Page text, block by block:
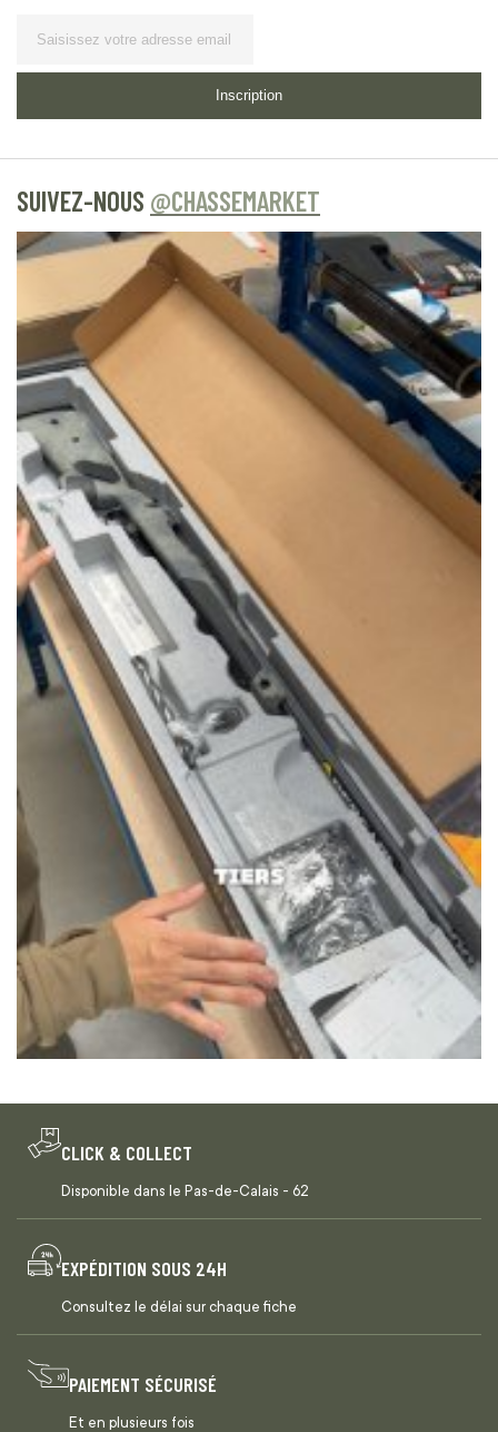
Inscription
SUIVEZ-NOUS @CHASSEMARKET
CLICK & COLLECT
Disponible dans le Pas-de-Calais - 62
EXPÉDITION SOUS 24H
Consultez le délai sur chaque fiche
PAIEMENT SÉCURISÉ
Et en plusieurs fois